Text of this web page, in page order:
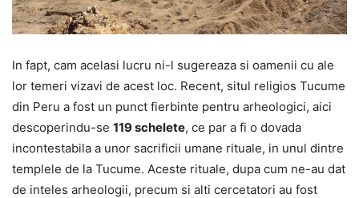
In fapt, cam acelasi lucru ni-l sugereaza si oamenii cu ale
lor temeri vizavi de acest loc. Recent, situl religios Tucume
din Peru a fost un punct fierbinte pentru arheologici, aici
descoperindu-se 119 schelete, ce par a fi o dovada
incontestabila a unor sacrificii umane rituale, in unul dintre
templele de la Tucume. Aceste rituale, dupa cum ne-au dat
de inteles arheologii, precum si alti cercetatori au fost